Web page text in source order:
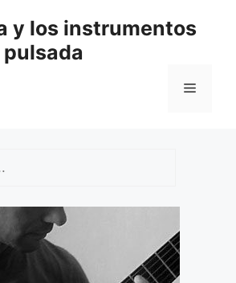
y los instrumentos
Menú